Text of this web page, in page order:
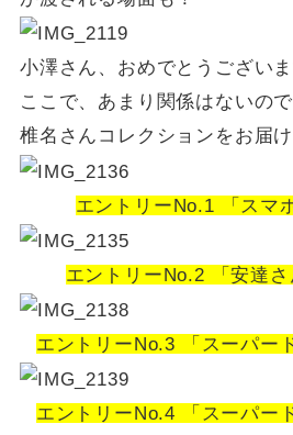
小澤さん、おめでとうござい
ここで、あまり関係はないの
椎名さんコレクションをお届け
エントリーNo.1 「スマ
エントリーNo.2 「安達さ
エントリーNo.3 「スーパー
エントリーNo.4 「スーパー